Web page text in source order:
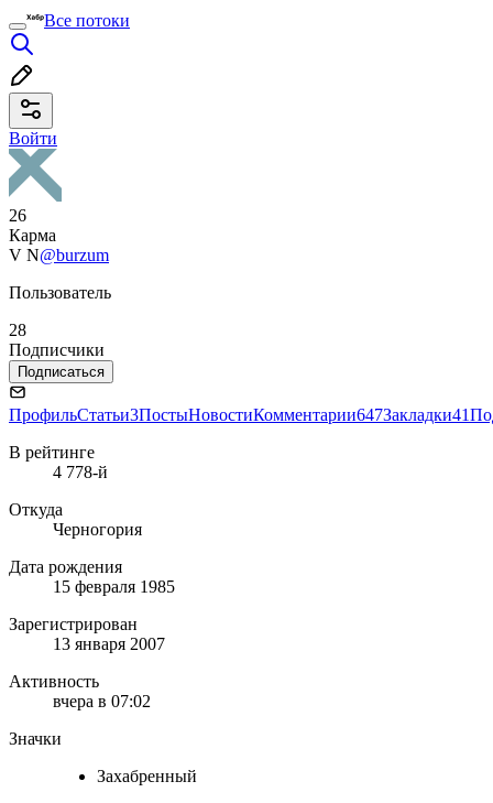
Все потоки
Войти
26
Карма
V N@burzum
Пользователь
28
Подписчики
Подписаться
ПрофильСтатьи3ПостыНовостиКомментарии647Закладки41
В рейтинге
4 778-й
Откуда
Черногория
Дата рождения
15 февраля 1985
Зарегистрирован
13 января 2007
Активность
вчера в 07:02
Значки
Захабренный